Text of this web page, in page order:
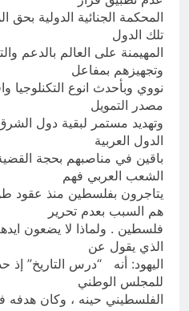
المحكمة الجنائية الدولية
تلك الدول
المهيمنة على العالم بالدعم
وتجهيزهم بمفاعل
نووي وبأحدث انوع التكنلوجيا
مصدر التمويل
وتهديد مستمر لبقية دول
الدول العربية
باقين في مناصبهم بحجة
الشعب العربي فهم
يتاجرون بفلسطين منذ عقود
هم السبب بعدم تحرير
فلسطين . ولماذا لا يضعون
الذي يقول عن
اليهود: أنه “درس التاريخ”
للمجلس الوطني
الفلسطيني حينه ، وكان هدفه